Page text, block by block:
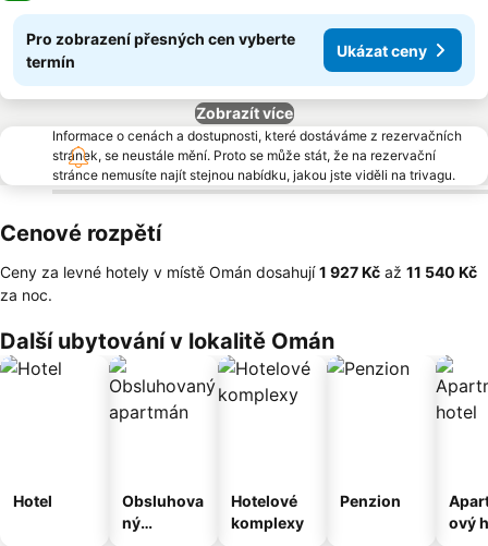
Pro zobrazení přesných cen vyberte
termín
Ukázat ceny
Zobrazít více
Informace o cenách a dostupnosti, které dostáváme z rezervačních
stránek, se neustále mění. Proto se může stát, že na rezervační
stránce nemusíte najít stejnou nabídku, jakou jste viděli na trivagu.
Cenové rozpětí
Ceny za levné hotely v místě Omán dosahují‎1 927 Kč až ‎11 540 Kč
za noc.
Další ubytování v lokalitě Omán
Hotel
Obsluhova
ný
Hotelové
komplexy
Penzion
ový